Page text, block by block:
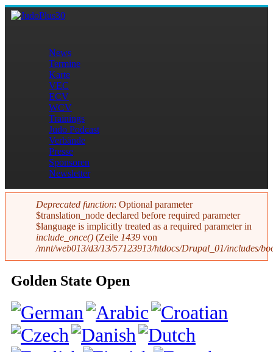
Direkt zum Inhalt
JudoPlus30
Hauptmenü
News
Termine
Karte
VEC
ECV
WCV
Trainings
Judo Podcast
Verbände
Presse
Sponsoren
Newsletter
Fehlermeldung
Deprecated function: Optional parameter
$translation_node declared before required parameter
$language is implicitly treated as a required parameter in
include_once() (Zeile 1439 von
/mnt/web013/d3/13/57123913/htdocs/Drupal_01/includes/
Golden State Open